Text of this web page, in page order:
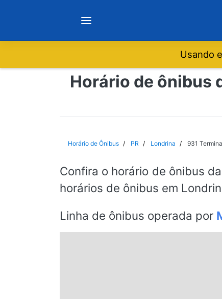
Notícias
São Paulo
Espírito Santo
Usando
Horário de ônibus
Horário de Ônibus PR Londrina 931
Confira o horário de ônibus
horários de ônibus em
Linha de ônibus operada por